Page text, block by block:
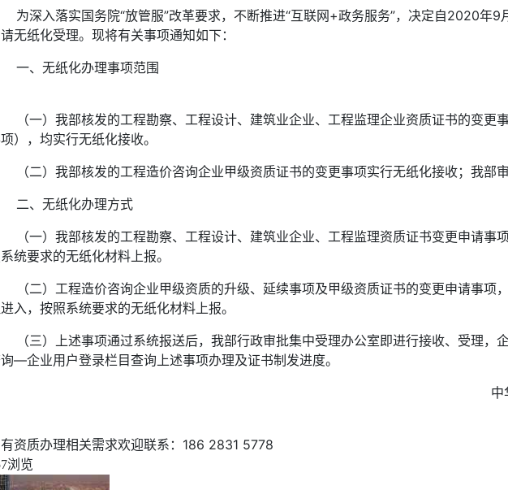
入落实国务院“放管服”改革要求，不断推进“互联网+政务服务”，决定自2020年9
无纸化受理。现将有关事项通知如下：
、无纸化办理事项范围
）我部核发的工程勘察、工程设计、建筑业企业、工程监理企业资质证书的变更
），均实行无纸化接收。
）我部核发的工程造价咨询企业甲级资质证书的变更事项实行无纸化接收；我部审
、无纸化办理方式
）我部核发的工程勘察、工程设计、建筑业企业、工程监理资质证书变更申请事
统要求的无纸化材料上报。
）工程造价咨询企业甲级资质的升级、延续事项及甲级资质证书的变更申请事项
入，按照系统要求的无纸化材料上报。
）上述事项通过系统报送后，我部行政审批集中受理办公室即进行接收、受理，
—企业用户登录栏目查询上述事项办理及证书制发进度。
华人民共和国住房和城乡
资质办理相关需求欢迎联系：186 2831 5778
浏览